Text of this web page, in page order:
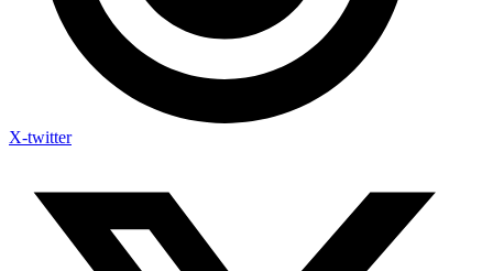
X-twitter